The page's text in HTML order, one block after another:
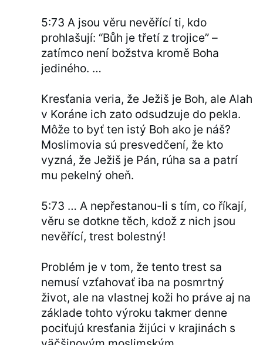
5:73 A jsou věru nevěřící ti, kdo
prohlašují: “Bůh je třetí z trojice” –
zatímco není božstva kromě Boha
jediného. …
Kresťania veria, že Ježiš je Boh, ale Alah
v Koráne ich zato odsudzuje do pekla.
Môže to byť ten istý Boh ako je náš?
Moslimovia sú presvedčení, že kto
vyzná, že Ježiš je Pán, rúha sa a patrí
mu pekelný oheň.
5:73 … A nepřestanou-li s tím, co říkají,
věru se dotkne těch, kdož z nich jsou
nevěřící, trest bolestný!
Problém je v tom, že tento trest sa
nemusí vzťahovať iba na posmrtný
život, ale na vlastnej koži ho práve aj na
základe tohto výroku takmer denne
pociťujú kresťania žijúci v krajinách s